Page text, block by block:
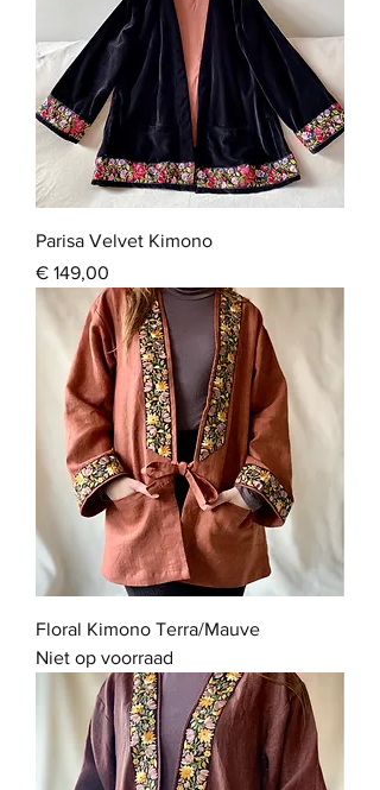
Parisa Velvet Kimono
Prijs
€ 149,00
Floral Kimono Terra/Mauve
Niet op voorraad